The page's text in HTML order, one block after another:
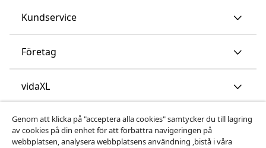
Kundservice
Företag
vidaXL
Upptäck mer
Genom att klicka på "acceptera alla cookies" samtycker du till lagring
av cookies på din enhet för att förbättra navigeringen på
webbplatsen, analysera webbplatsens användning ,bistå i våra